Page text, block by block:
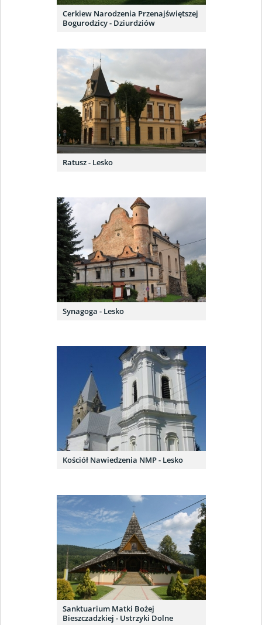
Cerkiew Narodzenia Przenajświętszej
Bogurodzicy - Dziurdziów
Ratusz - Lesko
Synagoga - Lesko
Kościół Nawiedzenia NMP - Lesko
Sanktuarium Matki Bożej
Bieszczadzkiej - Ustrzyki Dolne